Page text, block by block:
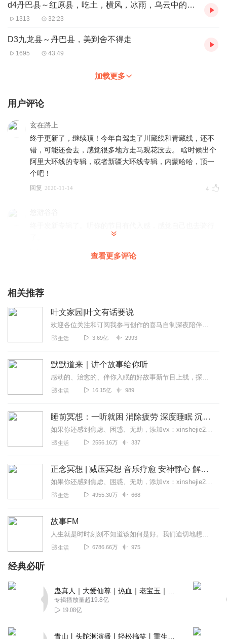
d4丹巴县～红原县，吃土，横风，冰雨，乌云中的阳光
1313 32:23
D3九龙县～丹巴县，美到舍不得走
1695 43:49
加载更多
用户评论
玄在路上
终于更新了，继续顶！今年自驾走了川藏线和青藏线，还不
错，可能还会去，感觉很多地方走马观花没去。 啥时候出个
阿里大环线的专辑，或者新疆大环线专辑，内蒙哈哈，顶一
个吧！
回复 2020-11-14 4
摩旅！稀泥中滑倒，皮卡司機大哥伸出援手！人生，多美
2022-09-22
抓住一只凹凸曼
类的，但是每次听完让人心情很平静，嗯，缓缓道来，不疾
不徐的讲述方式，虽然有点像 “白开水”一样平淡，反而问朋
友在跟你讲家长里短的那种亲切感，哈哈哈，可能这么形容
作
2023-02-02
查看更多评论
相关推荐
叶文家园|叶文有话要说
欢迎各位关注和订阅我参与创作的喜马自制深夜陪伴谈话栏目《听你说·百态人声》【听你说·百态人声】每晚直播连线真实人间故事|叶文现场互动中|人间冷暖，抱团取暖每周...
生活 3.69亿 2993
默默道来｜讲个故事给你听
感动的、治愈的、伴你入眠的好故事新节目上线，探索现实世界的无尽魅力，追求对生活的真实记录《听见人间真相》（点击名称，直达专辑）网易人间故事集持续更新中，邀您关注...
生活 16.15亿 989
睡前冥想：一听就困 消除疲劳 深度睡眠 沉浸体验
如果你还感到焦虑、困惑、无助，添加vx：xinshejie2018、vx公众号：宣萱心伴，与主播宣萱开启心灵交流之旅，共建温暖的精神家园！如果你喜欢我的内容，请...
生活 2556.16万 337
正念冥想 | 减压冥想 音乐疗愈 安神静心 解郁降噪
如果你还感到焦虑、困惑、无助，添加vx：xinshejie2018、vx公众号：宣萱心伴，与主播宣萱开启心灵交流之旅，共建温暖的精神家园！如果你喜欢我的内容，请...
生活 4955.30万 668
故事FM
人生就是时时刻刻不知道该如何是好。我们迫切地想知道怎么解决问题，也同样挣扎着寻求理解和安慰。这样的你，并不孤独。重获新生的抑郁症病人；用一辈子摆脱原生家庭阴影的...
生活 6786.66万 975
经典必听
专辑播放量超19.8亿
19.08亿